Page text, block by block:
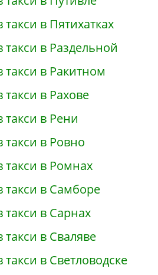
в Пятихатках
в Раздельной
в Ракитном
в Рахове
в Рени
в Ровно
в Ромнах
в Самборе
в Сарнах
в Сваляве
в Светловодске